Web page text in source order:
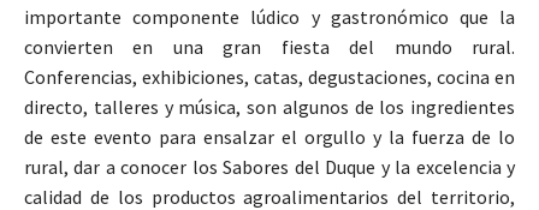
importante componente lúdico y gastronómico que la
convierten en una gran fiesta del mundo rural.
Conferencias, exhibiciones, catas, degustaciones, cocina en
directo, talleres y música, son algunos de los ingredientes
de este evento para ensalzar el orgullo y la fuerza de lo
rural, dar a conocer los Sabores del Duque y la excelencia y
calidad de los productos agroalimentarios del territorio,